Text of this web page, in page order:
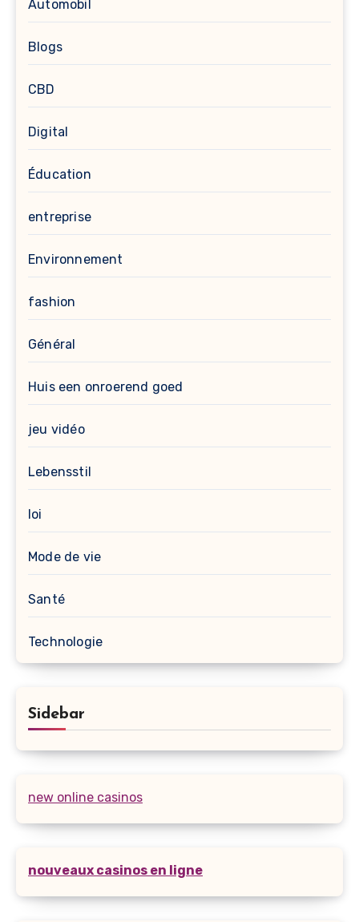
Automobil
Blogs
CBD
Digital
Éducation
entreprise
Environnement
fashion
Général
Huis een onroerend goed
jeu vidéo
Lebensstil
loi
Mode de vie
Santé
Technologie
Sidebar
new online casinos
nouveaux casinos en ligne